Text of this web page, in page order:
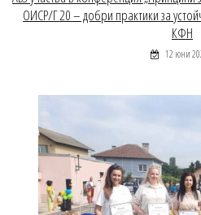
ОИСР/Г 20 – добри практики за
КФН
12 юни